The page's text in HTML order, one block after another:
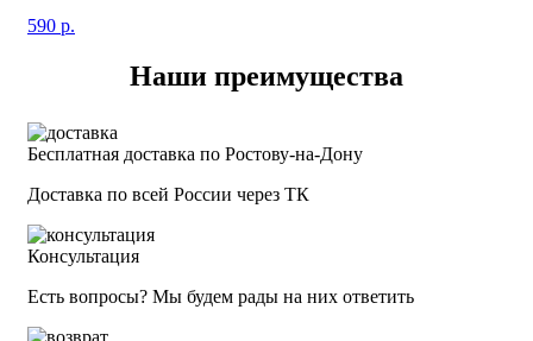
590 р.
Наши преимущества
Бесплатная доставка по Ростову-на-Дону
Доставка по всей России через ТК
Консультация
Есть вопросы? Мы будем рады на них ответить